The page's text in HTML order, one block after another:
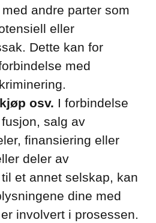
andre parter som
eller
Dette kan for
med
osv. I forbindelse
salg av
finansiering eller
deler av
et annet selskap, kan
dine med
involvert i prosessen.